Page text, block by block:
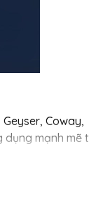
Coway,
dụng mạnh mẽ